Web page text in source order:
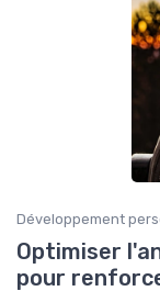
Développement
Optimiser
pour